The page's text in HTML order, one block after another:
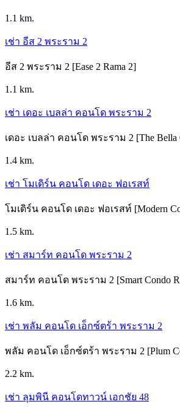
1.1 km.
เช่า อีส 2 พระราม 2
อีส 2 พระราม 2 [Ease 2 Rama 2]
1.1 km.
เช่า เดอะ เบลล่า คอนโด พระราม 2
เดอะ เบลล่า คอนโด พระราม 2 [The Bella
1.4 km.
เช่า โมเดิร์น คอนโด เดอะ ฟอเรสท์
โมเดิร์น คอนโด เดอะ ฟอเรสท์ [Modern
1.5 km.
เช่า สมาร์ท คอนโด พระราม 2
สมาร์ท คอนโด พระราม 2 [Smart Condo
1.6 km.
เช่า พลัม คอนโด เอ็กซ์ตร้า พระราม 2
พลัม คอนโด เอ็กซ์ตร้า พระราม 2 [Plum
2.2 km.
เช่า ลุมพินี คอนโดทาวน์ เอกชัย 48